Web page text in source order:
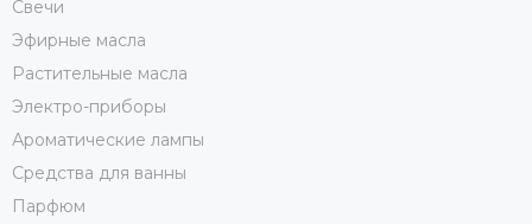
Свечи
Эфирные масла
Растительные масла
Электро-приборы
Ароматические лампы
Средства для ванны
Парфюм